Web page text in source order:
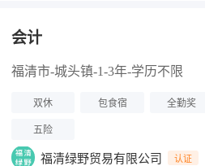
会计
福清市-城头镇-1-3年-学历不限
双休 包食宿 全勤奖
五险
福清绿野贸易有限公司 认证